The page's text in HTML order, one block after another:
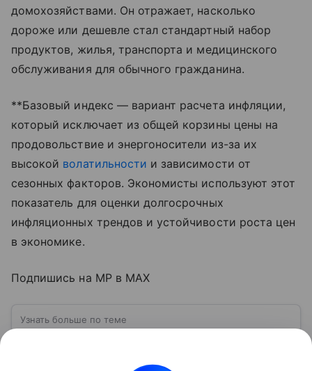
домохозяйствами. Он отражает, насколько
дороже или дешевле стал стандартный набор
продуктов, жилья, транспорта и медицинского
обслуживания для обычного гражданина.
**Базовый индекс — вариант расчета инфляции,
который исключает из общей корзины цены на
продовольствие и энергоносители из-за их
высокой волатильности и зависимости от
сезонных факторов. Экономисты используют этот
показатель для оценки долгосрочных
инфляционных трендов и устойчивости роста цен
в экономике.
Подпишись на MP в MAX
Узнать больше по теме